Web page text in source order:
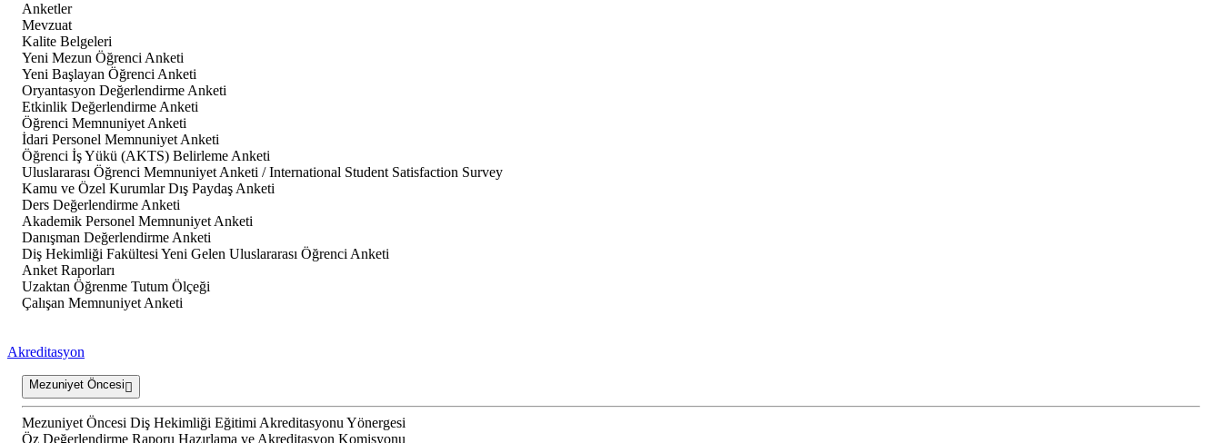
Anketler
Mevzuat
Kalite Belgeleri
Yeni Mezun Öğrenci Anketi
Yeni Başlayan Öğrenci Anketi
Oryantasyon Değerlendirme Anketi
Etkinlik Değerlendirme Anketi
Öğrenci Memnuniyet Anketi
İdari Personel Memnuniyet Anketi
Öğrenci İş Yükü (AKTS) Belirleme Anketi
Uluslararası Öğrenci Memnuniyet Anketi / International Student Satisfaction Survey
Kamu ve Özel Kurumlar Dış Paydaş Anketi
Ders Değerlendirme Anketi
Akademik Personel Memnuniyet Anketi
Danışman Değerlendirme Anketi
Diş Hekimliği Fakültesi Yeni Gelen Uluslararası Öğrenci Anketi
Anket Raporları
Uzaktan Öğrenme Tutum Ölçeği
Çalışan Memnuniyet Anketi
Akreditasyon
Mezuniyet Öncesi
Mezuniyet Öncesi Diş Hekimliği Eğitimi Akreditasyonu Yönergesi
Öz Değerlendirme Raporu Hazırlama ve Akreditasyon Komisyonu